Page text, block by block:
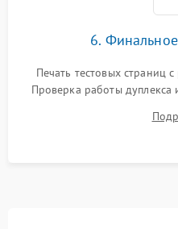
6.
Печать тестовых страниц
Проверка работы дуплекса
качества запекания тонера
изображения перед